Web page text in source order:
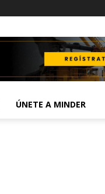
ÚNETE A MINDER